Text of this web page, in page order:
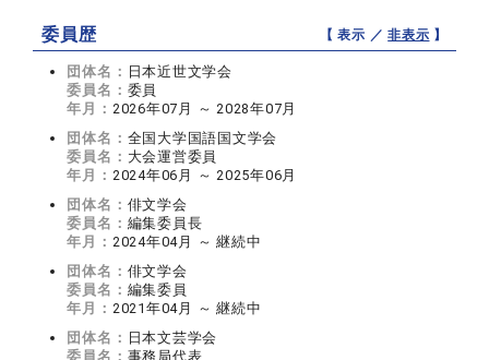
委員歴 【 表示 ／非表示 】
団体名： 日本近世文学会
委員名： 委員
年月： 2026年07月 ～ 2028年07月
団体名： 全国大学国語国文学会
委員名： 大会運営委員
年月： 2024年06月 ～ 2025年06月
団体名： 俳文学会
委員名： 編集委員長
年月： 2024年04月 ～ 継続中
団体名： 俳文学会
委員名： 編集委員
年月： 2021年04月 ～ 継続中
団体名： 日本文芸学会
委員名： 事務局代表